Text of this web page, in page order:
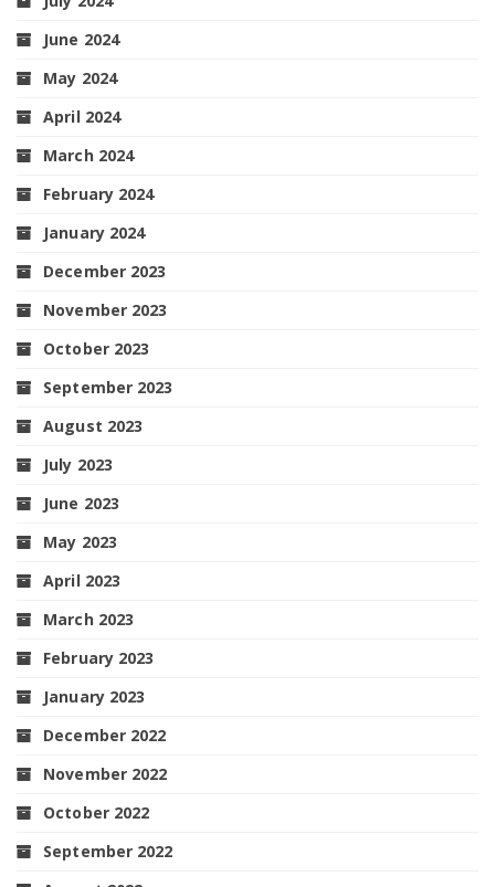
June 2024
May 2024
April 2024
March 2024
February 2024
January 2024
December 2023
November 2023
October 2023
September 2023
August 2023
July 2023
June 2023
May 2023
April 2023
March 2023
February 2023
January 2023
December 2022
November 2022
October 2022
September 2022